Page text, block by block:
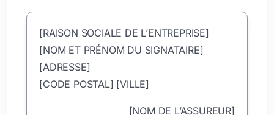
[RAISON SOCIALE DE L’ENTREPRISE]
[NOM ET PRÉNOM DU SIGNATAIRE]
[ADRESSE]
[CODE POSTAL] [VILLE]
[NOM DE L’ASSUREUR]